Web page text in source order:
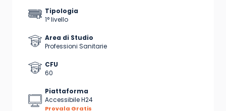
Tipologia
1° livello
Area di Studio
Professioni Sanitarie
CFU
60
Piattaforma
Accessibile H24
Provala Gratis